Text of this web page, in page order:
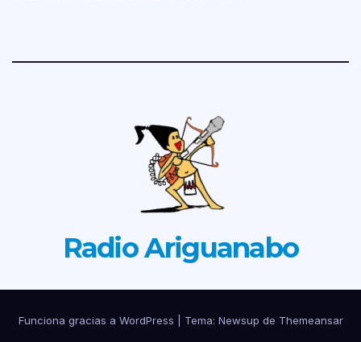
Radio Ariguanabo
Funciona gracias a WordPress Tema: Newsup de Themeansar